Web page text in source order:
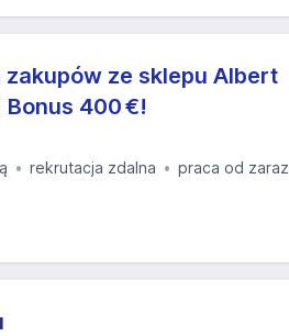
ze sklepu Albert
Bonus 400 €!
rekrutacja zdalna
praca od zaraz